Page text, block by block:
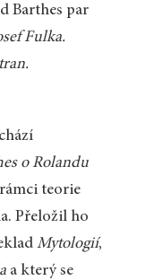
Barthes par
Fulka.
o Rolandu
teorie
Přeložil ho
Mytologií,
a který se